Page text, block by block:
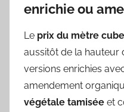
enrichie ou
Le prix du mètre
aussitôt de la hauteur
versions enrichies
amendement
végétale tamisée et